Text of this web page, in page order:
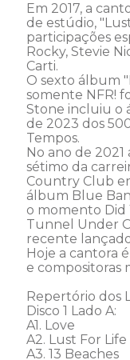
Em 2017, a
de estúdio,
participações
Rocky, Stevie
Carti.
O sexto álbum
somente NFR!
Stone incluiu o
de 2023 dos
Tempos.
No ano de
sétimo da
Country Club
álbum Blue
o momento Did
Tunnel Under
recente
Hoje a cantora
e compositoras
Repertório dos
Disco 1 Lado A:
A1. Love
A2. Lust For
A3. 13 Beaches